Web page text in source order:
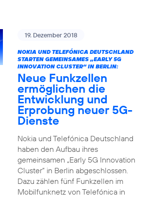
19. Dezember 2018
NOKIA UND TELEFÓNICA DEUTSCHLAND
STARTEN GEMEINSAMES „EARLY 5G
INNOVATION CLUSTER“ IN BERLIN:
Neue Funkzellen
ermöglichen die
Entwicklung und
Erprobung neuer 5G-
Dienste
Nokia und Telefónica Deutschland
haben den Aufbau ihres
gemeinsamen „Early 5G Innovation
Cluster” in Berlin abgeschlossen.
Dazu zählen fünf Funkzellen im
Mobilfunknetz von Telefónica in